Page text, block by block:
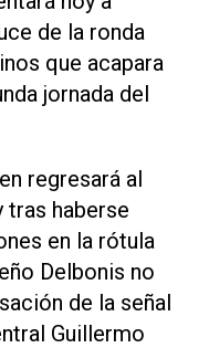
de la ronda
que acapara
jornada del
regresará al
haberse
en la rótula
Delbonis no
de la señal
Guillermo